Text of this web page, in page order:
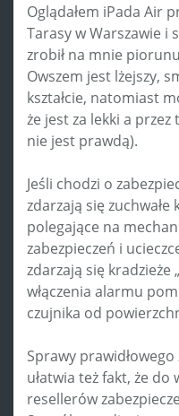
Oglądałem iPada Air
Tarasy w Warszawie i
zrobił na mnie
Owszem jest lżejszy,
kształcie, natomiast
że jest za lekki a
nie jest prawdą).
Jeśli chodzi o
zdarzają się
polegające na
zabezpieczeń i
zdarzają się kradzieże
włączenia alarmu
czujnika od
Sprawy
ułatwia też fakt, że do
resellerów